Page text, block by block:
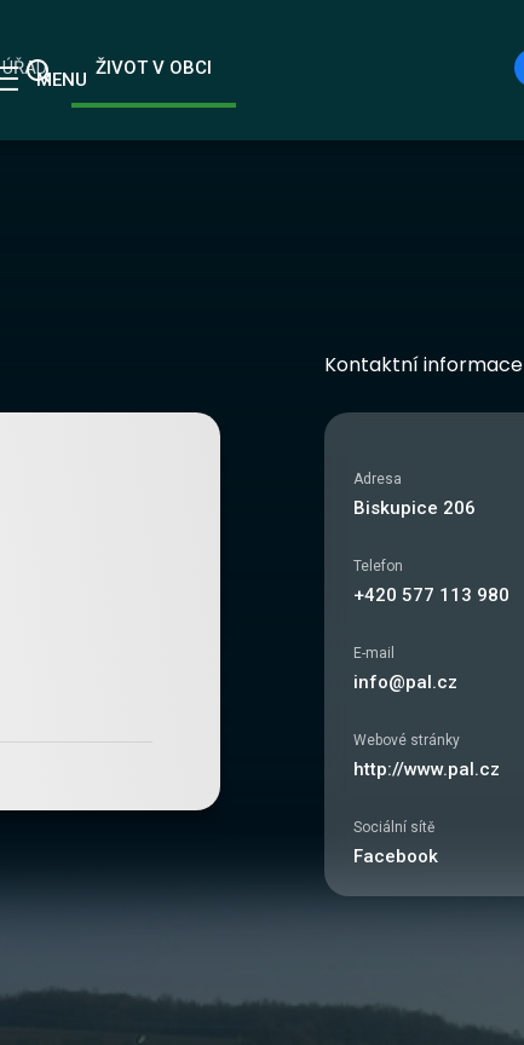
ÚŘAD ŽIVOT V OBCI
MENU
Kontaktní informace
Adresa
Biskupice 206
Telefon
+420 577 113 980
E-mail
info@pal.cz
Webové stránky
http://www.pal.cz
Sociální sítě
Facebook